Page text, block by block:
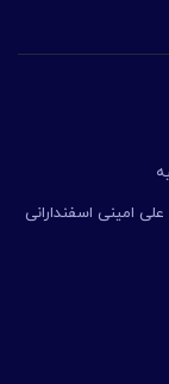
امینی اسفندارانی